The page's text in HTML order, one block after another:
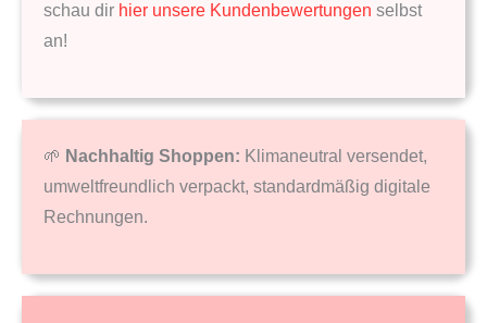
schau dir hier unsere Kundenbewertungen selbst
an!
🌱 Nachhaltig Shoppen: Klimaneutral versendet,
umweltfreundlich verpackt, standardmäßig digitale
Rechnungen.